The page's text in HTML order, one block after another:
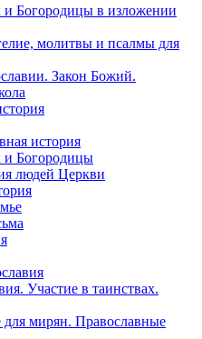
Богородицы в изложении
молитвы и псалмы для
Закон Божий.
история
и Богородицы
людей Церкви
Участие в таинствах.
для мирян. Православные